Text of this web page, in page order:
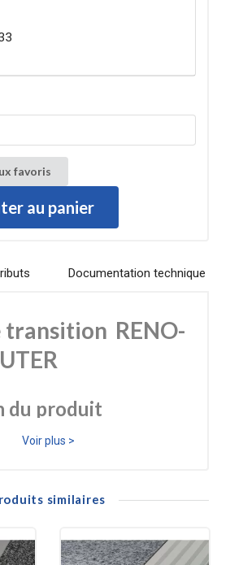
favoris
au panier
Documentation technique
transition RENO-
du produit
deux types de revêtements qui
Fabriqué en laiton, il est
Voir plus >
similaires